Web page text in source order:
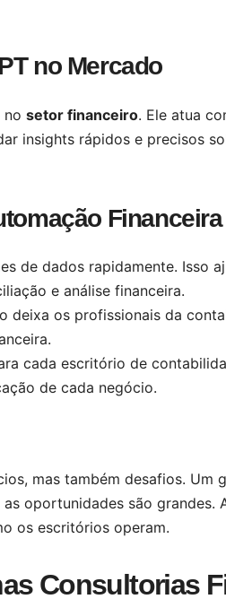
no Mercado
no setor financeiro. Ele atua
insights rápidos e precisos
Financeira
de dados rapidamente. Isso
e análise financeira.
deixa os profissionais da
cada escritório de
de cada negócio.
mas também desafios. Um
oportunidades são grandes.
os escritórios operam.
Consultorias